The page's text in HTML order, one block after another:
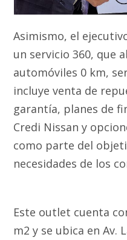
Asimismo, el
un servicio 360, que
automóviles 0 km,
incluye venta de
garantía, planes de
Credi Nissan y
como parte del
necesidades de los
Este outlet cuenta
m2 y se ubica en Av.